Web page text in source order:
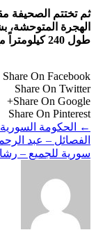
ثم تختتم الصحيفة
الهجرة المتوحشة،
طول 240 كيلومتراً مع مصر، حيث كان يعبر المهاجرون”.​
Share On Facebook
Share On Twitter
Share On Google+
Share On Pinterest
←
الحكومة
الفصائل – عبد
سورية للجميع –